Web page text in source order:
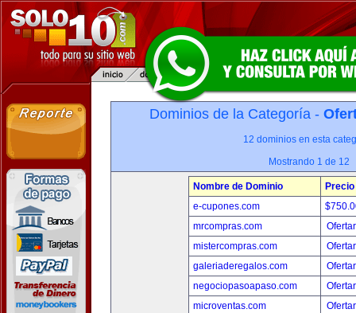
Dominios de la Categoría -
12 dominios en esta
Mostrando 1 de 12
Nombre de Dominio
Precio
e-cupones.com
mrcompras.com
mistercompras.com
galeriaderegalos.com
negociopasoapaso.com
microventas.com